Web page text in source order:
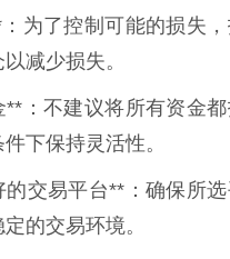
为了控制可能的损失
减少损失。
**：不建议将所有资金
下保持灵活性。
交易平台**：确保所
的交易环境。